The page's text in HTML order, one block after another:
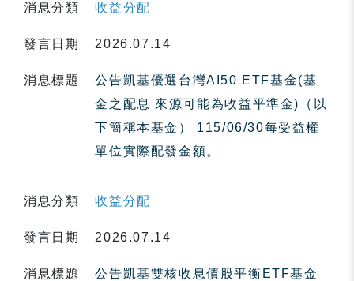
消息分類 收益分配
發言日期 2026.07.14
消息標題
公告凱基優選台灣AI50 ETF基金(基
金之配息 來源可能為收益平準金)（以
下簡稱本基金） 115/06/30每受益權
單位實際配發金額。
消息分類 收益分配
發言日期 2026.07.14
消息標題
公告凱基雙核收息債股平衡ETF基金